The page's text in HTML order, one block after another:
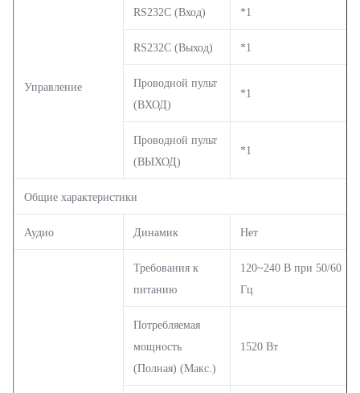
Управление
RS232C (Вход) *1
RS232C (Выход) *1
Проводной пульт
(ВХОД)
*1
Проводной пульт
(ВЫХОД)
*1
Общие характеристики
Аудио Динамик Нет
Требования к
питанию
120~240 В при 50/60
Гц
Потребляемая
мощность
(Полная) (Макс.)
1520 Вт